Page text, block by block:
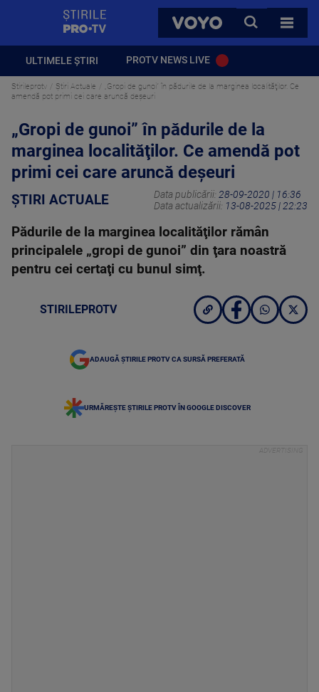
VOYO
CAUTA
TOATE
ULTIMELE ȘTIRI PROTV NEWS LIVE
Stirileprotv Știri Actuale
„Gropi de gunoi” în pădurile de la marginea localităţilor. Ce
amendă pot primi cei care aruncă deșeuri
„Gropi de gunoi” în pădurile de la
marginea localităţilor. Ce amendă pot
primi cei care aruncă deșeuri
ȘTIRI ACTUALE Data publicării: 28-09-2020 | 16:36
Data actualizării: 13-08-2025 | 22:23
Pădurile de la marginea localităţilor rămân
principalele „gropi de gunoi” din ţara noastră
pentru cei certaţi cu bunul simţ.
STIRILEPROTV
ADAUGĂ ȘTIRILE PROTV CA SURSĂ PREFERATĂ
URMĂREȘTE ȘTIRILE PROTV ÎN GOOGLE DISCOVER